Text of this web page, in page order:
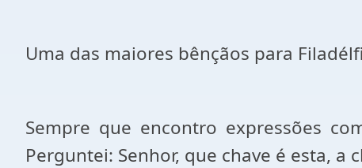
Uma das maiores bênçãos para
Sempre que encontro expressões
Perguntei: Senhor, que chave é esta, a